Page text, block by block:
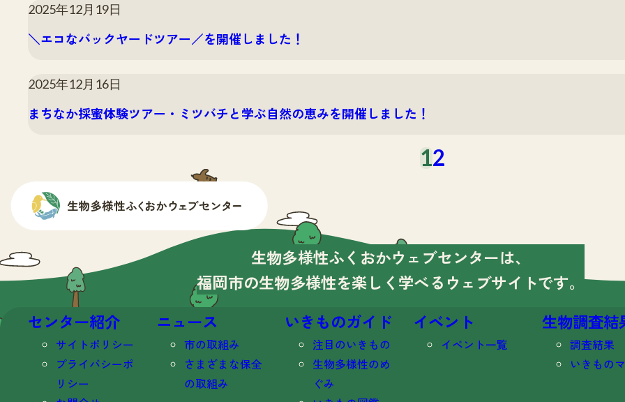
2025年12月19日
＼エコなバックヤードツアー／を開催しました！
2025年12月16日
まちなか採蜜体験ツアー・ミツバチと学ぶ自然の恵みを開催しました！
12
生物多様性ふくおかウェブセンターは、
福岡市の生物多様性を楽しく学べる ウェブサイトです。
センター紹介
サイトポリシー
プライバシーポ
リシー
ニュース
市の取組み
さまざまな保全
の取組み
いきものガイド
注目のいきもの
生物多様性のめ
ぐみ
イベント
イベント一覧
生物調査結
調査結果
いきもの